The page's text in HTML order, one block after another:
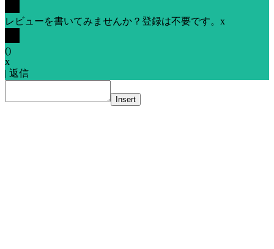
レビューを書いてみませんか？登録は不要です。 x
()
x
| 返信
Insert